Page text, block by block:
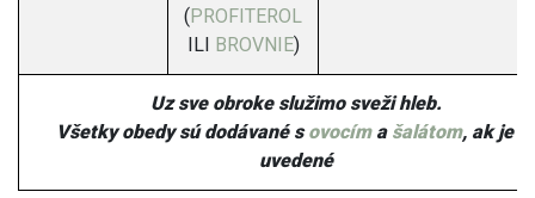
(PROFITEROL
ILI BROVNIE)
Uz sve obroke služimo sveži hleb.
Všetky obedy sú dodávané sovocíma šalátom, ak je to
uvedené